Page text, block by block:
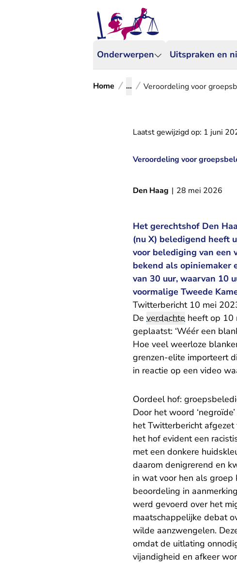
Onderwerpen Uitspraken en
Home ... Veroordeling voor
Laatst gewijzigd op: 1 juni
Veroordeling voor
Den Haag | 28 mei 2026
Het gerechtshof Den
(nu X) beledigend heeft
voor belediging van een
bekend als opiniemaker
van 30 uur, waarvan 10
voormalige Tweede
Twitterbericht 10 mei
De verdachte heeft op 10
geplaatst: ‘Wéér een
Hoe veel weerloze
grenzen-elite importeert
in reactie op een video
Oordeel hof:
Door het woord
het Twitterbericht afgezet
het hof evident een
met een donkere
daarom denigrerend en
in wat voor hen als groep
beoordeling in
werd gevoerd over het
maatschappelijke debat
wilde aanzwengelen.
omdat de uitlating
vijandigheid en afkeer